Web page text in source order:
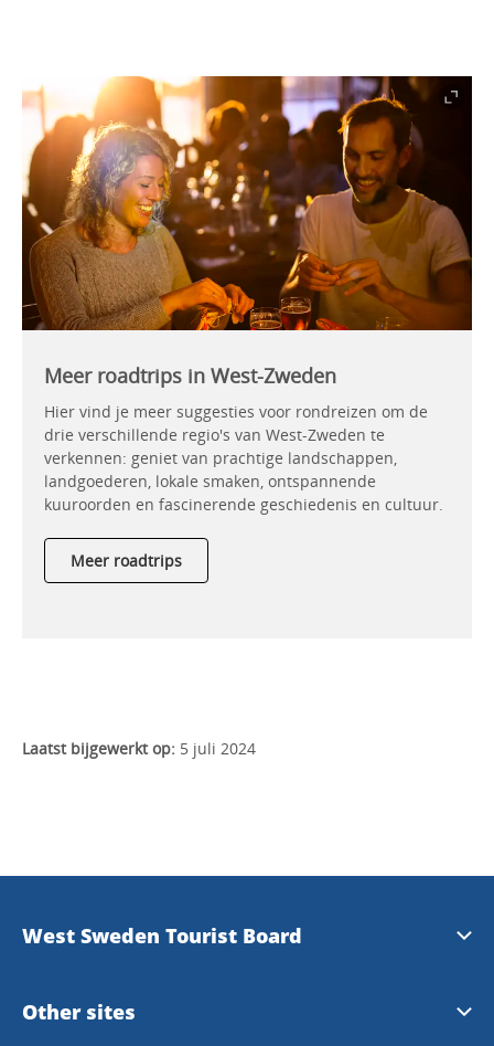
Meer roadtrips in West-Zweden
Hier vind je meer suggesties voor rondreizen om de
drie verschillende regio's van West-Zweden te
verkennen: geniet van prachtige landschappen,
landgoederen, lokale smaken, ontspannende
kuuroorden en fascinerende geschiedenis en cultuur.
Meer roadtrips
Laatst bijgewerkt op: 5 juli 2024
West Sweden Tourist Board
Press information
Other sites